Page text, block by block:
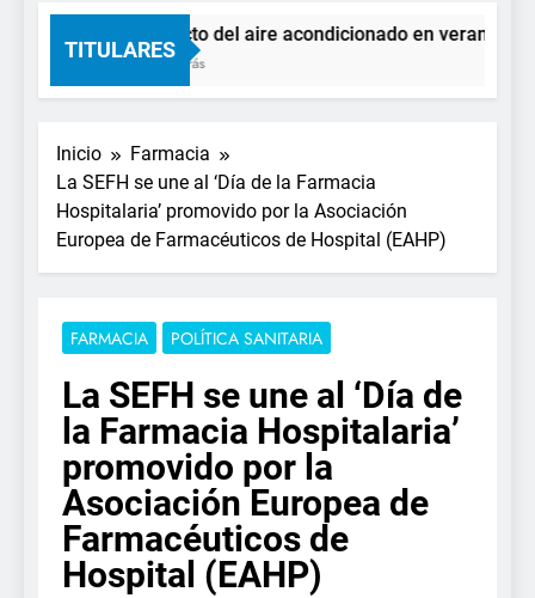
TITULARES
El impacto del aire acondicionado en verano:
6 Horas Atrás
Inicio
Farmacia
La SEFH se une al ‘Día de la Farmacia
Hospitalaria’ promovido por la Asociación
Europea de Farmacéuticos de Hospital (EAHP)
FARMACIA POLÍTICA SANITARIA
La SEFH se une al ‘Día de
la Farmacia Hospitalaria’
promovido por la
Asociación Europea de
Farmacéuticos de
Hospital (EAHP)